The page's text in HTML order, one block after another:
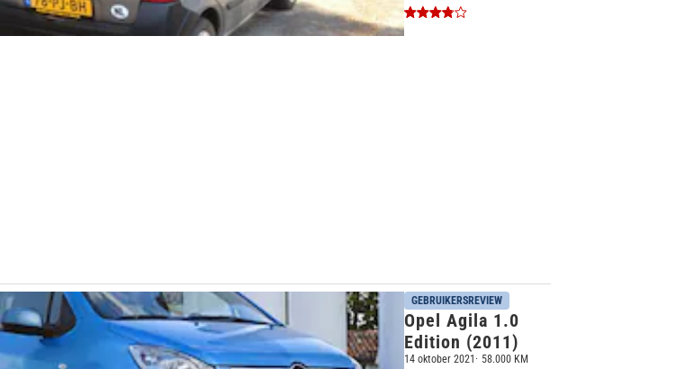
GEBRUIKERSREVIEW
Opel Agila 1.0
Edition (2011)
14 oktober 2021 58.000 KM